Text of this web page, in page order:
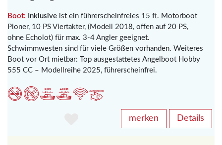
Boot: Inklusive ist ein führerscheinfreies 15 ft. Motorboot
Pioner, 10 PS Viertakter, (Modell 2018, offen auf 20 PS,
ohne Echolot) für max. 3-4 Angler geeignet.
Schwimmwesten sind für viele Größen vorhanden. Weiteres
Boot vor Ort mietbar: Top ausgestattetes Angelboot Hobby
555 CC – Modellreihe 2025, führerscheinfrei.
Details
merken